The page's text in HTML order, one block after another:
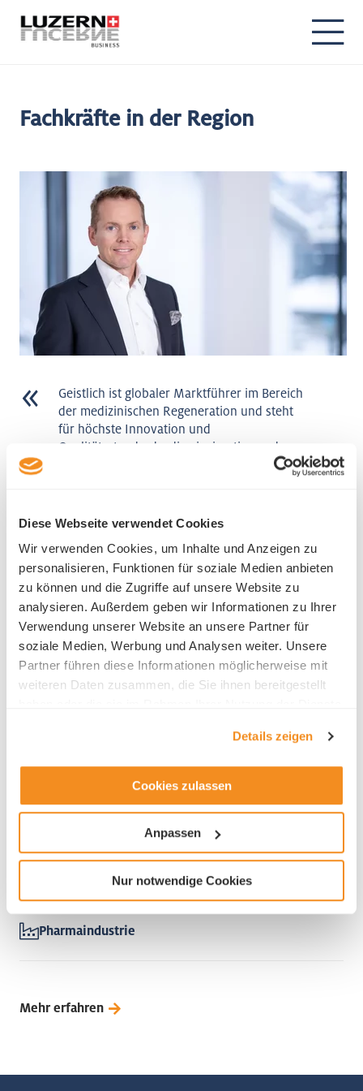
Diese Webseite verwendet Cookies
Wir verwenden Cookies, um Inhalte und Anzeigen zu
personalisieren, Funktionen für soziale Medien anbieten
zu können und die Zugriffe auf unsere Website zu
analysieren. Außerdem geben wir Informationen zu Ihrer
Verwendung unserer Website an unsere Partner für
soziale Medien, Werbung und Analysen weiter. Unsere
Partner führen diese Informationen möglicherweise mit
weiteren Daten zusammen, die Sie ihnen bereitgestellt
Details zeigen
Cookies zulassen
Anpassen
Nur notwendige Cookies
Fachkräfte in der Region
Geistlich ist globaler Marktführer im Bereich
der medizinischen Regeneration und steht
für höchste Innovation und
Qualitätsstandards, die einzigartige und
nachhaltige Therapieerfolge ermöglichen.
finden wir erstklassige Fach- und
Wissenschaft sowie zuverlässige Partner
und Lieferanten für unsere Lieferkette und
Produktion.
Diego Gabathuler
CEO
Geistlich Pharma AG
Geistlich Pharma AG
Pharmaindustrie
Mehr erfahren